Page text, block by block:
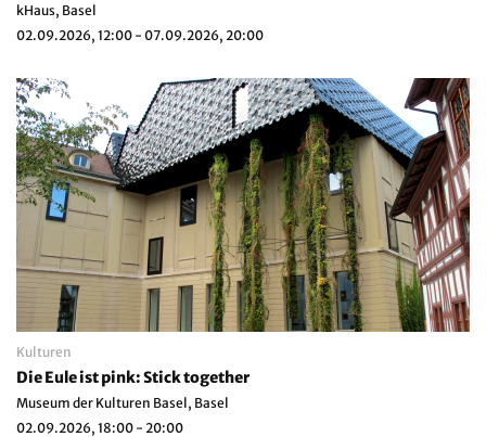
kHaus, Basel
02.09.2026, 12:00 - 07.09.2026, 20:00
Kulturen
Die Eule ist pink: Stick together
Museum der Kulturen Basel, Basel
02.09.2026, 18:00 - 20:00